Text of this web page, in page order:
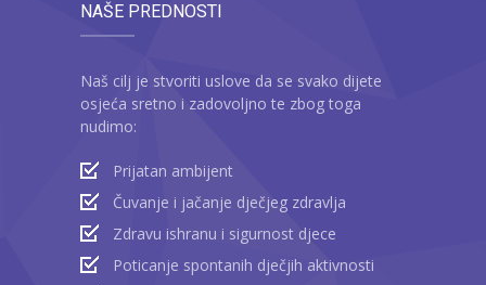
NAŠE PREDNOSTI
Naš cilj je stvoriti uslove da se svako dijete
osjeća sretno i zadovoljno te zbog toga
nudimo:
Prijatan ambijent
Čuvanje i jačanje dječjeg zdravlja
Zdravu ishranu i sigurnost djece
Poticanje spontanih dječjih aktivnosti